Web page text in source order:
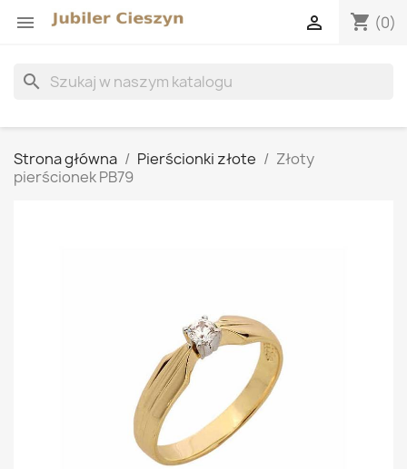
 shopping_cart (0)

search
Strona główna Pierścionki złote
Złoty
pierścionek PB79